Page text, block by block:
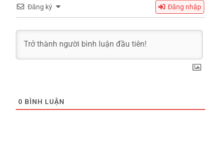
Đăng ký Đăng nhập
0 BÌNH LUẬN